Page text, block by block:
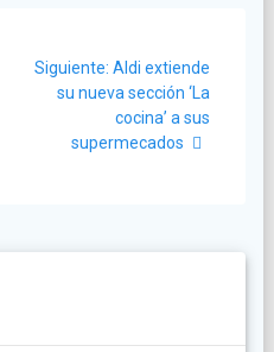
Siguiente: Siguiente
post:
Aldi extiende
su nueva sección ‘La
cocina’ a sus
supermecados